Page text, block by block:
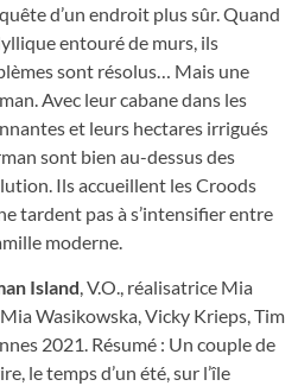
d’un endroit plus sûr. Quand
entouré de murs, ils
sont résolus… Mais une
Avec leur cabane dans les
et leurs hectares irrigués
sont bien au-dessus des
Ils accueillent les Croods
tardent pas à s’intensifier entre
moderne.
Island, V.O., réalisatrice Mia
Wasikowska, Vicky Krieps, Tim
2021. Résumé : Un couple de
le temps d’un été, sur l’île